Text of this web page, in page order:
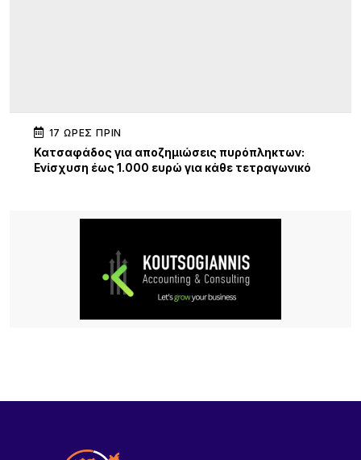
17 ΏΡΕΣ ΠΡΙΝ
Κατσαφάδος για αποζημιώσεις πυρόπληκτων:
Ενίσχυση έως 1.000 ευρώ για κάθε τετραγωνικό
Παρουσίαση της νέας εφαρμογής MYAGRO για
τους αγρότες από τον Πρωθυπουργό – «Η χώρα
δεν μπορεί να είναι αιχμάλωτη των κυκλωμάτων»
22 ΏΡΕΣ ΠΡΙΝ
ύδρευσης